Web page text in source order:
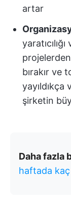
artar
bırakır ve
şirketin
Daha fazla
haftada kaç